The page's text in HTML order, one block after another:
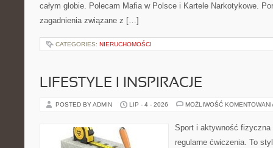
całym globie. Polecam Mafia w Polsce i Kartele Narkotykowe.
zagadnienia związane z […]
CATEGORIES: NIERUCHOMOŚCI
LIFESTYLE I INSPIRACJE
POSTED BY ADMIN LIP - 4 - 2026 MOŻLIWOŚĆ
Sport i aktywność
regularne ćwiczenia. To